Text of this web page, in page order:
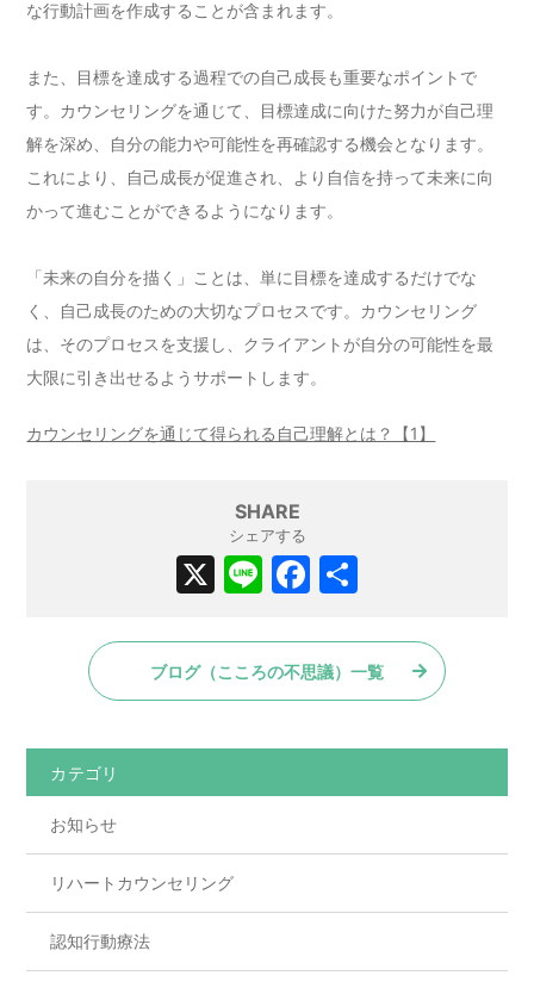
な行動計画を作成することが含まれます。
また、目標を達成する過程での自己成長も重要なポイントで
す。カウンセリングを通じて、目標達成に向けた努力が自己理
解を深め、自分の能力や可能性を再確認する機会となります。
これにより、自己成長が促進され、より自信を持って未来に向
かって進むことができるようになります。
「未来の自分を描く」ことは、単に目標を達成するだけでな
く、自己成長のための大切なプロセスです。カウンセリング
は、そのプロセスを支援し、クライアントが自分の可能性を最
大限に引き出せるようサポートします。
カウンセリングを通じて得られる自己理解とは？【1】
SHARE
シェアする
X Li
e
F
c
e
o
k
ブログ（こころの不思議）一覧
カテゴリ
お知らせ
リハートカウンセリング
認知行動療法